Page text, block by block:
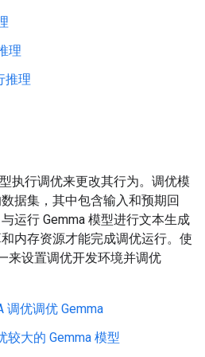
理
推理
执行调优来更改其行为。调优模
据集，其中包含输入和预期回
运行 Gemma 模型进行文本生成
内存资源才能完成调优运行。使
来设置调优开发环境并调优
调优调优 Gemma
较大的 Gemma 模型